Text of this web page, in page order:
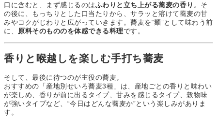
口に含むと、まず感じるのはふわりと立ち上がる蕎麦の香り 。そ
の後に、もっちりとした口当たりから、サラッと溶けて蕎麦の甘
みやコクがじわりと広がっていきます。蕎麦を“麺”として味わう前
に、 原料そのもののを体感できる料理です。
香りと喉越しを楽しむ手打ち蕎麦
そして、最後に待つのが主役の蕎麦。
おすすめの「産地別せいろ蕎麦3種」は、産地ごとの香りと味わい
が楽しめ、香りが前に出るタイプ、甘みを感じるタイプ、穀物味
が強いタイプなど、“今日はどんな蕎麦か”という楽しみがありま
す。